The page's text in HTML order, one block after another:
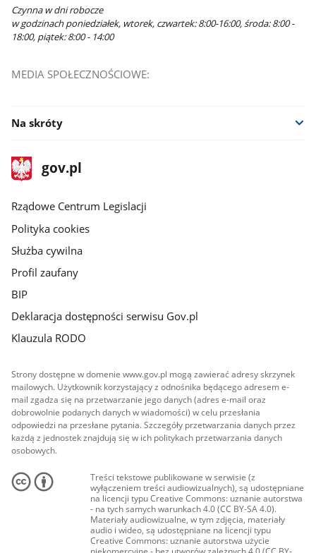
Czynna w dni robocze
w godzinach poniedziałek, wtorek, czwartek: 8:00-16:00, środa: 8:00 -
18:00, piątek: 8:00 - 14:00
MEDIA SPOŁECZNOŚCIOWE:
Na skróty
stopka
gov.plStrona
gov.pl
Rządowe Centrum Legislacji
Polityka cookies
Służba cywilna
Profil zaufany
BIP
Deklaracja dostępności serwisu Gov.pl
Klauzula RODO
Strony dostępne w domenie www.gov.pl mogą zawierać adresy skrzynek
mailowych. Użytkownik korzystający z odnośnika będącego adresem e-
mail zgadza się na przetwarzanie jego danych (adres e-mail oraz
dobrowolnie podanych danych w wiadomości) w celu przesłania
odpowiedzi na przesłane pytania. Szczegóły przetwarzania danych przez
każdą z jednostek znajdują się w ich politykach przetwarzania danych
osobowych.
Treści tekstowe publikowane w serwisie (z
wyłączeniem treści audiowizualnych), są udostępniane
na licencji typu Creative Commons: uznanie autorstwa
- na tych samych warunkach 4.0 (CC BY-SA 4.0).
Materiały audiowizualne, w tym zdjęcia, materiały
audio i wideo, są udostępniane na licencji typu
Creative Commons: uznanie autorstwa użycie